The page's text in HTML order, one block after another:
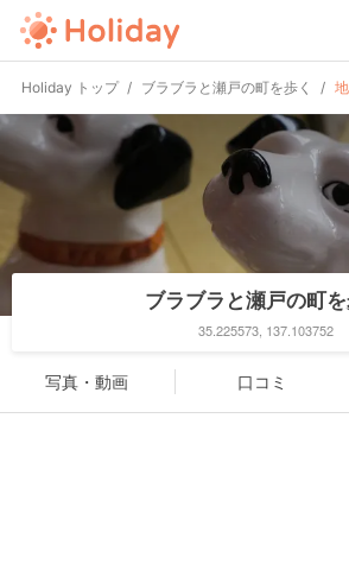
Holiday トップ ブラブラと瀬戸の町を歩く
ブラブラと瀬戸の町を
35.225573, 137.103752
写真・動画 口コミ